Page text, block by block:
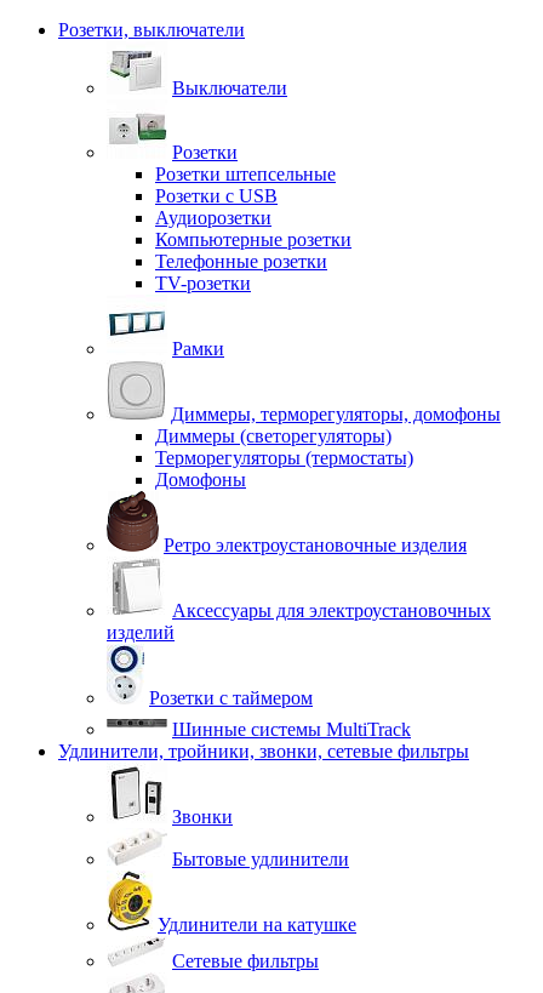
Розетки, выключатели
Выключатели
Розетки
Розетки штепсельные
Розетки с USB
Аудиорозетки
Компьютерные розетки
Телефонные розетки
TV-розетки
Рамки
Диммеры, терморегуляторы, домофоны
Диммеры (светорегуляторы)
Терморегуляторы (термостаты)
Домофоны
Ретро электроустановочные изделия
Аксессуары для электроустановочных
изделий
Розетки с таймером
Шинные системы MultiTrack
Удлинители, тройники, звонки, сетевые фильтры
Звонки
Бытовые удлинители
Удлинители на катушке
Сетевые фильтры